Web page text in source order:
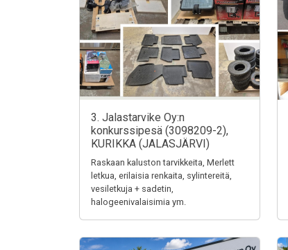
3. Jalastarvike Oy:n
konkurssipesä (3098209-2),
KURIKKA (JALASJÄRVI)
Raskaan kaluston tarvikkeita, Merlett
letkua, erilaisia renkaita, sylintereitä,
vesiletkuja + sadetin,
halogeenivalaisimia ym.